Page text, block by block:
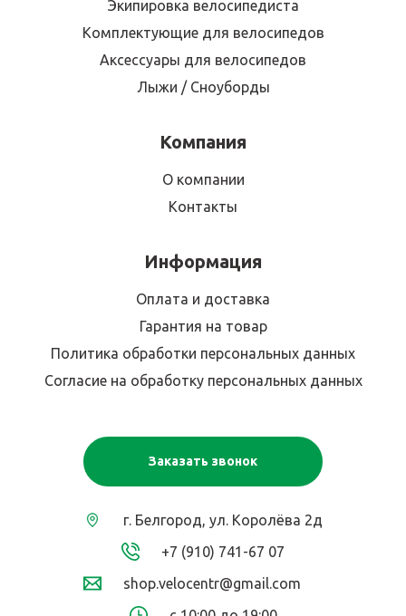
Экипировка велосипедиста
Комплектующие для велосипедов
Аксессуары для велосипедов
Лыжи / Сноуборды
Компания
О компании
Контакты
Информация
Оплата и доставка
Гарантия на товар
Политика обработки персональных данных
Согласие на обработку персональных данных
Заказать звонок
г. Белгород, ул. Королёва 2д
+7 (910) 741-67 07
shop.velocentr@gmail.com